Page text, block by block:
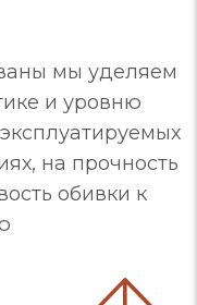
мы уделяем
и уровню
на прочность
обивки к